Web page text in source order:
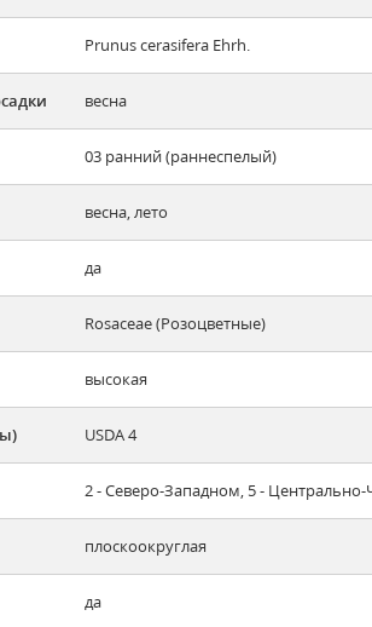
Prunus cerasifera Ehrh.
весна
03 ранний (раннеспелый)
весна, лето
да
Rosaceae (Розоцветные)
высокая
USDA 4
2 - Северо-Западном, 5 -
плоскоокруглая
да